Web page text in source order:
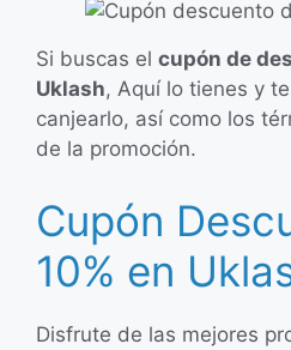
Si buscas el cupón de
Uklash, Aquí lo tienes y
canjearlo, así como los
de la promoción.
Cupón
10% en
Disfrute de las mejores